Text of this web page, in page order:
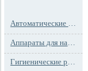
Автоматические освежители воздуха
Аппараты для надевания бахил
Гигиенические расходные материалы